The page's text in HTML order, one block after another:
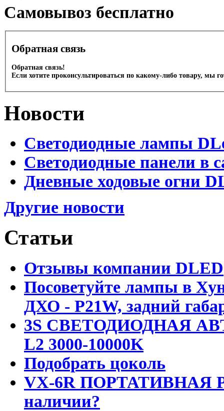
Cамовывоз бесплатно
Обратная связь
Обратная связь!
Если хотите проконсультироваться по какому-либо товару, мы
Новости
Светодиодные лампы
Светодиодные панели в
Дневные ходовые огни
Другие новости
Статьи
Отзывы компании DLED
Посоветуйте лампы в
ДХО - P21W, задний
3S СВЕТОДИОДНАЯ
L2 3000-10000K
Подобрать цоколь
VX-6R ПОРТАТИВНАЯ
наличии?